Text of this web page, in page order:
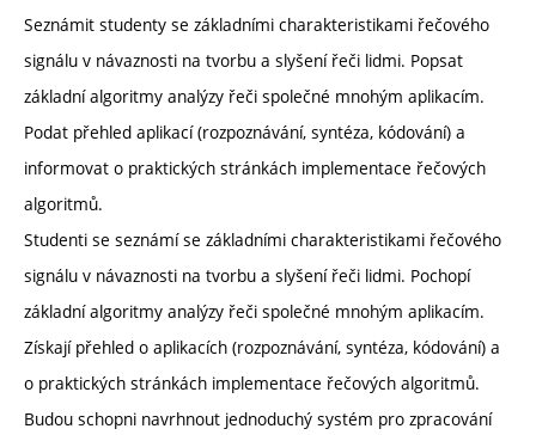
Seznámit studenty se základními charakteristikami řečového
signálu v návaznosti na tvorbu a slyšení řeči lidmi. Popsat
základní algoritmy analýzy řeči společné mnohým aplikacím.
Podat přehled aplikací (rozpoznávání, syntéza, kódování) a
informovat o praktických stránkách implementace řečových
algoritmů.
Studenti se seznámí se základními charakteristikami řečového
signálu v návaznosti na tvorbu a slyšení řeči lidmi. Pochopí
základní algoritmy analýzy řeči společné mnohým aplikacím.
Získají přehled o aplikacích (rozpoznávání, syntéza, kódování) a
o praktických stránkách implementace řečových algoritmů.
Budou schopni navrhnout jednoduchý systém pro zpracování